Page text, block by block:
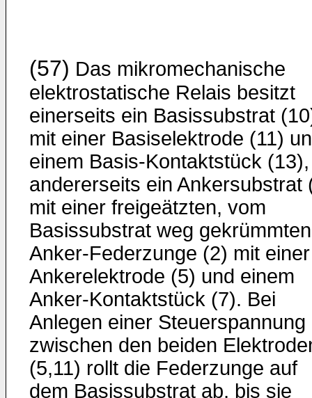
(57) Das mikromechanische
elektrostatische Relais besitzt
einerseits ein Basissubstrat
mit einer Basiselektrode (11)
einem Basis-Kontaktstück (13),
andererseits ein Ankersubstrat
mit einer freigeätzten, vom
Basissubstrat weg gekrümmten
Anker-Federzunge (2) mit einer
Ankerelektrode (5) und einem
Anker-Kontaktstück (7). Bei
Anlegen einer Steuerspannung
zwischen den beiden
(5,11) rollt die Federzunge auf
dem Basissubstrat ab, bis sie